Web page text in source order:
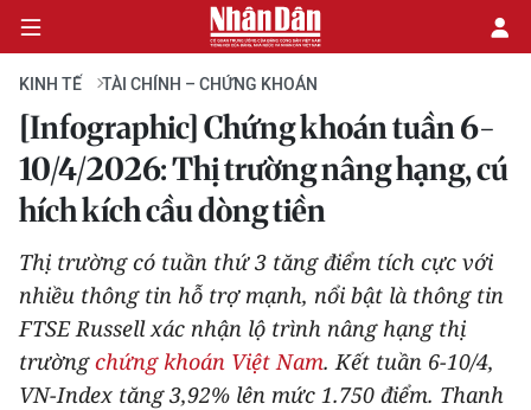
CHÍNH TRỊ
KINH TẾ
VĂN HÓA
XÃ HỘI
PHÁP LUẬT
KINH TẾ TÀI CHÍNH – CHỨNG KHOÁN
[Infographic] Chứng khoán tuần 6-
10/4/2026: Thị trường nâng hạng, cú
hích kích cầu dòng tiền
Thị trường có tuần thứ 3 tăng điểm tích cực với
nhiều thông tin hỗ trợ mạnh, nổi bật là thông tin
FTSE Russell xác nhận lộ trình nâng hạng thị
trườngchứng khoán Việt Nam. Kết tuần 6-10/4,
VN-Index tăng 3,92% lên mức 1.750 điểm. Thanh